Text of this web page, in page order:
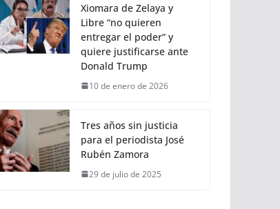
Xiomara de Zelaya y
Libre “no quieren
entregar el poder” y
quiere justificarse ante
Donald Trump
10 de enero de 2026
Tres años sin justicia
para el periodista José
Rubén Zamora
29 de julio de 2025